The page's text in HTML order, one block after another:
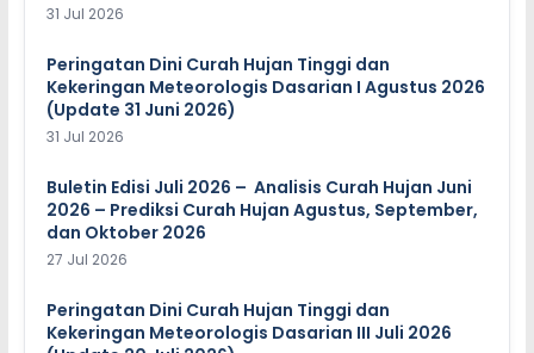
31 Jul 2026
Peringatan Dini Curah Hujan Tinggi dan
Kekeringan Meteorologis Dasarian I Agustus 2026
(Update 31 Juni 2026)
31 Jul 2026
Buletin Edisi Juli 2026 – Analisis Curah Hujan Juni
2026 – Prediksi Curah Hujan Agustus, September,
dan Oktober 2026
27 Jul 2026
Peringatan Dini Curah Hujan Tinggi dan
Kekeringan Meteorologis Dasarian III Juli 2026